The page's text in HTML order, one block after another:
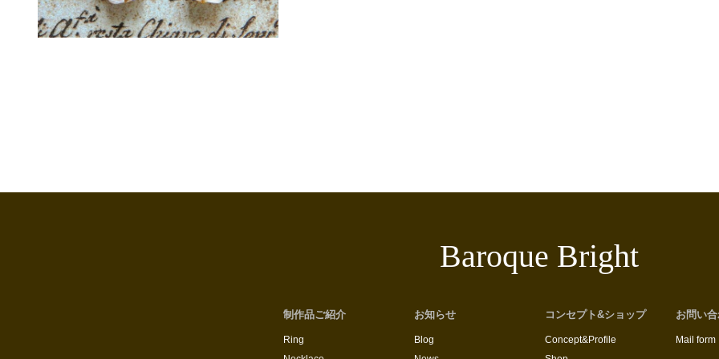
Baroque Bright
制作品ご紹介
Ring
お知らせ
Blog
コンセプト&ショップ
Concept&Profile
お問い
Mail form